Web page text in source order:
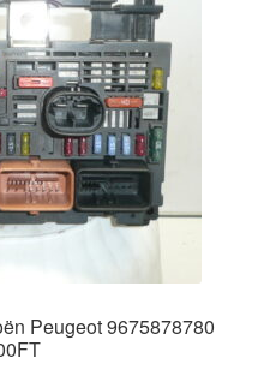
Peugeot 9675878780